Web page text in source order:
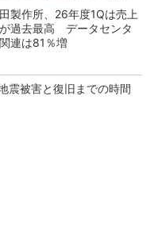
製作所、26年度1Qは売上
過去最高 データセンタ
連は81％増
震被害と復旧までの時間